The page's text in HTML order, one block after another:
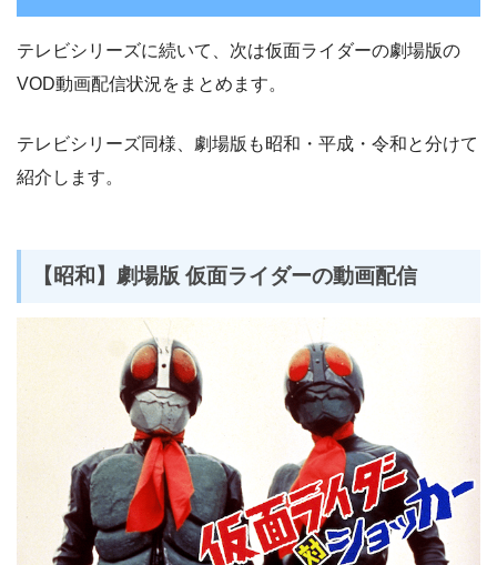
テレビシリーズに続いて、次は仮面ライダーの劇場版の
VOD動画配信状況をまとめます。
テレビシリーズ同様、劇場版も昭和・平成・令和と分けて
紹介します。
【昭和】劇場版 仮面ライダーの動画配信